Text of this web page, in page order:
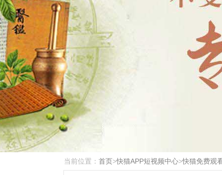
当前位置： 首页>快猫APP短视频中心>快猫免费观